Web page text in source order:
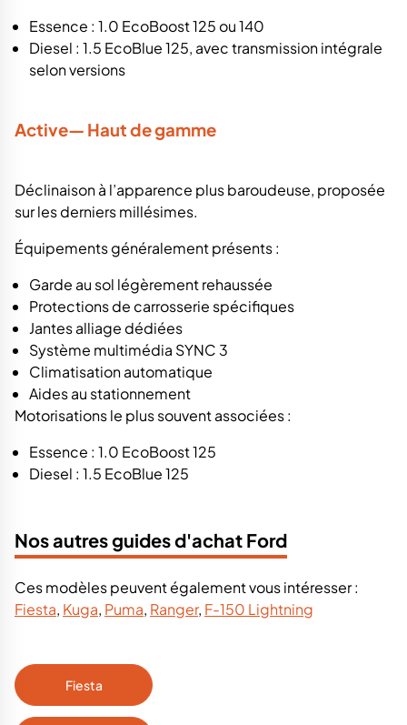
Essence : 1.0 EcoBoost 125 ou 140
Diesel : 1.5 EcoBlue 125, avec transmission intégrale
selon versions
Active— Haut de gamme
Déclinaison à l’apparence plus baroudeuse, proposée
sur les derniers millésimes.
Équipements généralement présents :
Garde au sol légèrement rehaussée
Protections de carrosserie spécifiques
Jantes alliage dédiées
Système multimédia SYNC 3
Climatisation automatique
Aides au stationnement
Motorisations le plus souvent associées :
Essence : 1.0 EcoBoost 125
Diesel : 1.5 EcoBlue 125
Nos autres guides d'achat Ford
Ces modèles peuvent également vous intéresser :
Fiesta, Kuga, Puma, Ranger, F-150 Lightning
Fiesta